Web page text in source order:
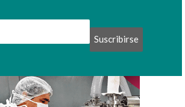
Suscribirse